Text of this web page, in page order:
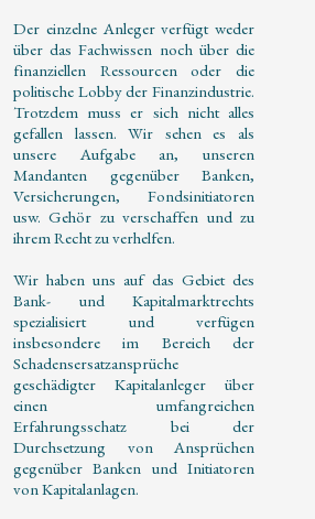
Der einzelne Anleger verfügt weder
über das Fachwissen noch über die
finanziellen Ressourcen oder die
politische Lobby der Finanzindustrie.
Trotzdem muss er sich nicht alles
gefallen lassen. Wir sehen es als
unsere Aufgabe an, unseren
Mandanten gegenüber Banken,
Versicherungen, Fondsinitiatoren
usw. Gehör zu verschaffen und zu
ihrem Recht zu verhelfen.
Wir haben uns auf das Gebiet des
Bank- und Kapitalmarktrechts
spezialisiert und verfügen
insbesondere im Bereich der
Schadensersatzansprüche
geschädigter Kapitalanleger über
einen umfangreichen
Erfahrungsschatz bei der
Durchsetzung von Ansprüchen
gegenüber Banken und Initiatoren
von Kapitalanlagen.